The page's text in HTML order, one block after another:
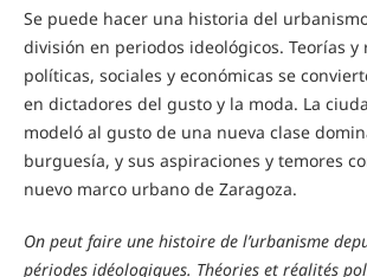
Se puede hacer una historia del
división en periodos ideológicos. Teorías y
políticas, sociales y económicas se
en dictadores del gusto y la moda. La
modeló al gusto de una nueva clase
burguesía, y sus aspiraciones y temores
nuevo marco urbano de Zaragoza.
On peut faire une histoire de l’urbanisme
périodes idéologiques. Théories et réalités